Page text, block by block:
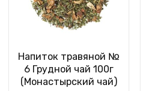
Напиток травяной №
6 Грудной чай 100г
(Монастырский чай)